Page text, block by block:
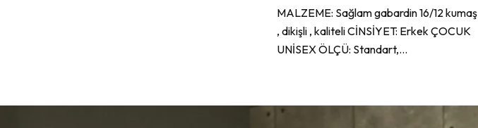
MALZEME: Sağlam gabardin 16/12 kumaş
, dikişli , kaliteli CİNSİYET: Erkek ÇOCUK
UNİSEX ÖLÇÜ: Standart,…